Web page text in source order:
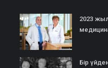
2023
Бір